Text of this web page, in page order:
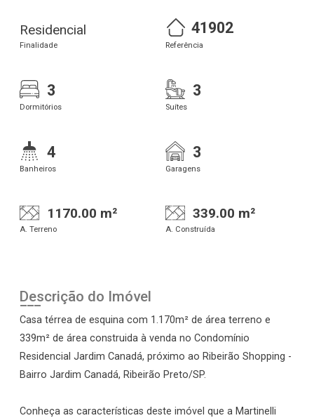
Residencial
Finalidade
41902
Referência
3
Dormitórios
3
Suítes
4
Banheiros
3
Garagens
1170.00 m²
A. Terreno
339.00 m²
A. Construída
Descrição do Imóvel
Casa térrea de esquina com 1.170m² de área terreno e
339m² de área construida à venda no Condomínio
Residencial Jardim Canadá, próximo ao Ribeirão Shopping -
Bairro Jardim Canadá, Ribeirão Preto/SP.
Conheça as características deste imóvel que a Martinelli